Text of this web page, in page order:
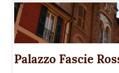
Palazzo Fascie